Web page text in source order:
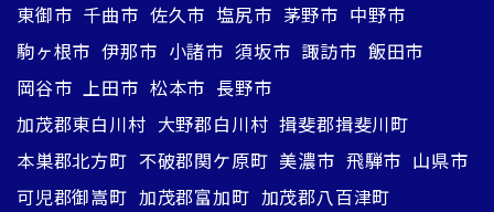
東御市 千曲市 佐久市 塩尻市 茅野市 中野市
駒ヶ根市 伊那市 小諸市 須坂市 諏訪市 飯田市
岡谷市 上田市 松本市 長野市
加茂郡東白川村 大野郡白川村 揖斐郡揖斐川町
本巣郡北方町 不破郡関ケ原町 美濃市 飛騨市 山県市
可児郡御嵩町 加茂郡富加町 加茂郡八百津町